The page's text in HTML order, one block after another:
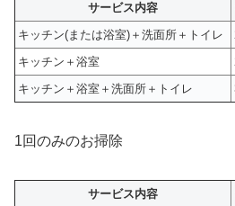
サービス内容
キッチン(または浴室)＋洗面所＋トイレ
キッチン＋浴室
キッチン＋浴室＋洗面所＋トイレ
1回のみのお掃除
サービス内容